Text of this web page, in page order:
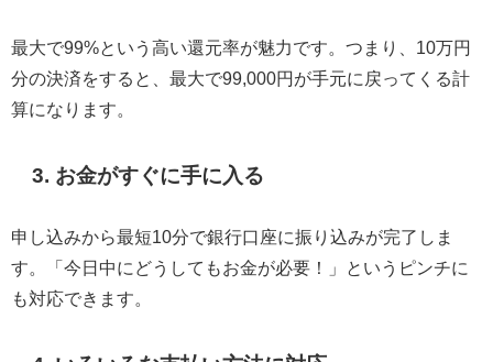
最大で99%という高い還元率が魅力です。つまり、10万円
分の決済をすると、最大で99,000円が手元に戻ってくる計
算になります。
3. お金がすぐに手に入る
申し込みから最短10分で銀行口座に振り込みが完了しま
す。「今日中にどうしてもお金が必要！」というピンチに
も対応できます。